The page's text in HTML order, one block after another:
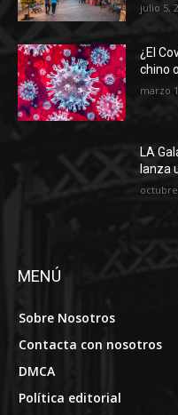
julio 5,
¿El
chino
marzo
LA
lanza
octubre
MENÚ
Sobre Nosotros
Contacta con nosotros
DMCA
Política editorial